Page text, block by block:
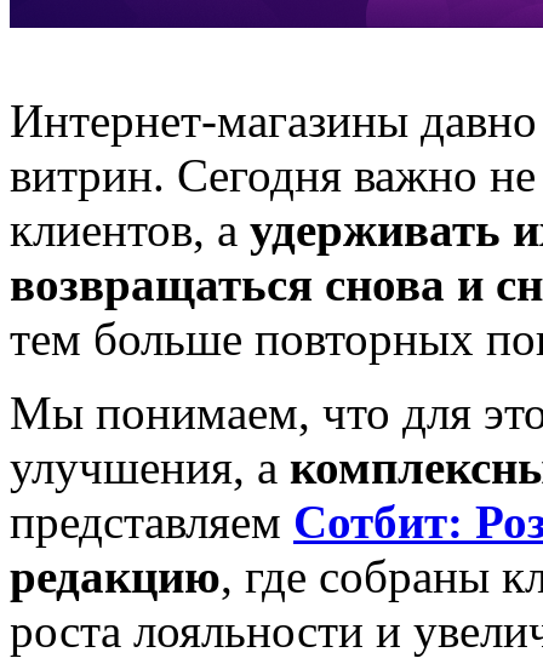
Интернет-магазины
витрин. Сегодня важно
клиентов, а удерживать
возвращаться снова и
тем больше повторных
Мы понимаем, что для
улучшения, а
представляем Сотбит:
редакцию, где собраны
роста лояльности и